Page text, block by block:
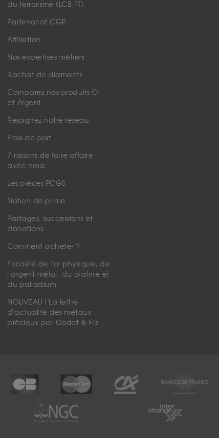
du terrorisme (LCB-FT)
Partenariat CGP
Affiliation
Nos expertises métiers
Rachat de diamants
Comparez nos produits Or
et Argent
Rejoignez notre réseau
Frais de port
7 raisons de faire affaire
avec nous
Les pièces PCGS
Notion de prime
Partages, successions et
donations
Comment acheter ?
Fiscalité de l'or physique, de
l'argent métal, du platine et
du palladium
NOUVEAU ! La lettre
d'actualité des métaux
précieux par Godot & Fils